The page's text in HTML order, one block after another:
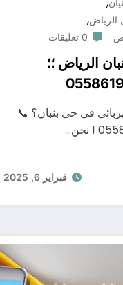
الرياض,
0 تعليقات
الرياض ؛؛
في حي بنبان؟ 📞
فبراير 6, 2025